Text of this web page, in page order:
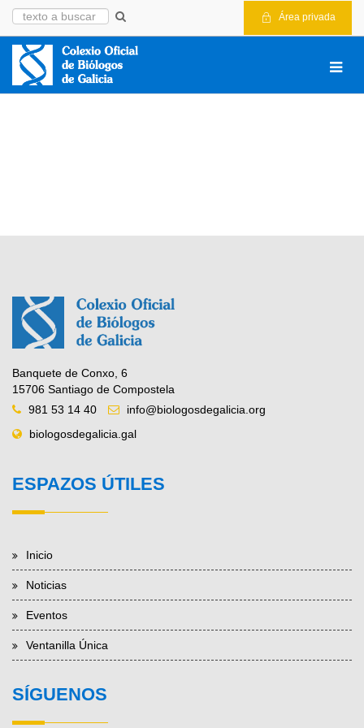
Área privada
Banquete de Conxo, 6
15706 Santiago de Compostela
981 53 14 40
info@biologosdegalicia.org
biologosdegalicia.gal
ESPAZOS ÚTILES
Inicio
Noticias
Eventos
Ventanilla Única
SÍGUENOS